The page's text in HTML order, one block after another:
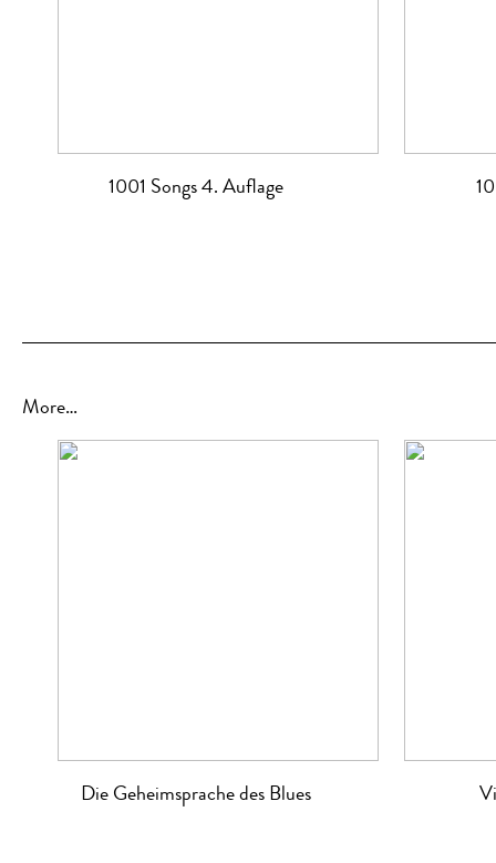
1001 Songs 4. Auflage
More…
Die Geheimsprache des Blues